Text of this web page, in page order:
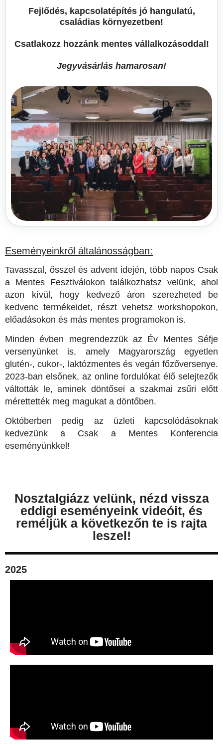
Fejlődés, kapcsolatépítés jó hangulatú,
családias környezetben!
Csatlakozz hozzánk mentes vállalkozásoddal!
Jegyvásárlás hamarosan!
Eseményeinkről általánosságban:
Tavasszal, ősszel és advent idején, több napos Csak
a Mentes Fesztiválokon találkozhatsz velünk, ahol
azon kívül, hogy kedvező áron szerezheted be
kedvenc termékeidet, részt vehetsz workshopokon,
előadásokon és más mentes programokon is.
Minden évben megrendezzük az Év Mentes Séfje
versenyünket is, amely Magyarország egyetlen
glutén-, cukor-, laktózmentes és vegán főzőversenye.
2023-ban elsőnek, az online fordulókat élő selejtezők
váltották le, aminek döntősei a szakmai zsűri előtt
mérettették meg magukat a döntőben.
Októberben pedig az üzleti kapcsolódásoknak
kedvezünk a Csak a Mentes Konferencia
eseményünkkel!
Nosztalgiázz velünk, nézd vissza
eddigi eseményeink videóit, és
reméljük a következőn te is rajta
leszel!
2025